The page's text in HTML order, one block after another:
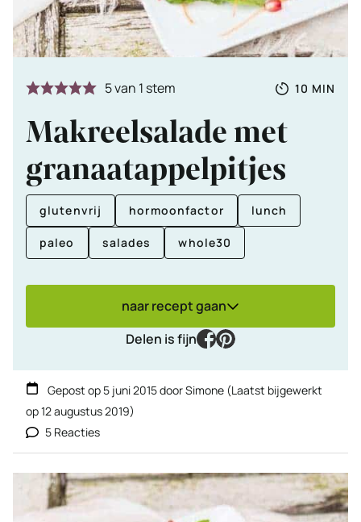
5van 1 stem
Totale
10 MIN
Makreelsalade met
granaatappelpitjes
glutenvrij hormoonfactor lunch
paleo salades whole30
naar recept gaan
Delen is fijn
facebook
pinterest
Gepost op 5 juni 2015doorSimone (Laatst bijgewerkt
op12 augustus 2019)
5 Reacties